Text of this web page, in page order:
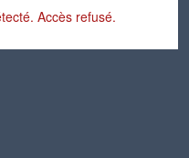
Accès refusé.